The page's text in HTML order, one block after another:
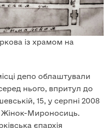
із храмом на
депо облаштували
нього, впритул до
15, у серпні 2008
Жінок-Мироносиць.
єпархія